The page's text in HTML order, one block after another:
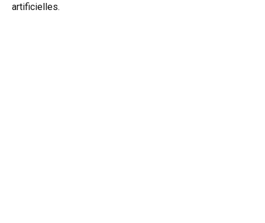
artificielles.